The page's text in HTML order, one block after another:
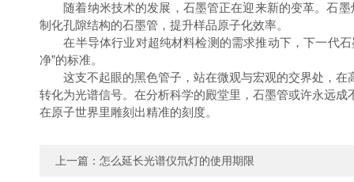
随着纳米技术的发展，石墨管正在迎来新的变革。石墨
制化孔隙结构的石墨管，提升样品原子化效率。
在半导体行业对超纯材料检测的需求推动下，下一代石
净”的标准。
这支不起眼的黑色管子，站在微观与宏观的交界处，在
转化为光谱信号。在分析科学的殿堂里，石墨管或许永远
在原子世界里雕刻出精准的刻度。
上一篇： 怎么延长光谱仪氘灯的使用期限